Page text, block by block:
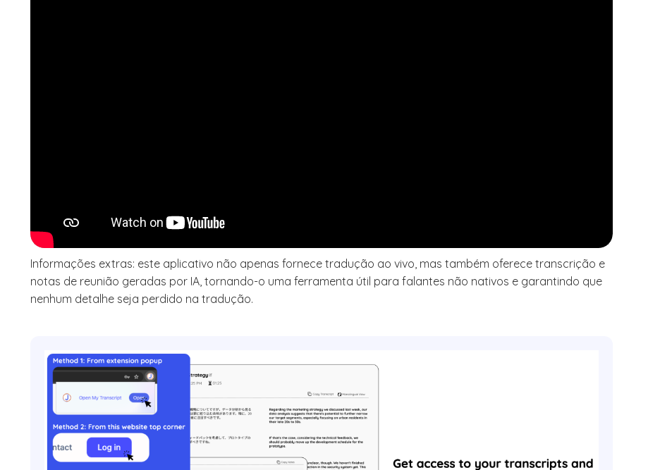
Informações extras: este aplicativo não apenas fornece tradução ao vivo, mas também oferece transcrição e
notas de reunião geradas por IA, tornando-o uma ferramenta útil para falantes não nativos e garantindo que
nenhum detalhe seja perdido na tradução.